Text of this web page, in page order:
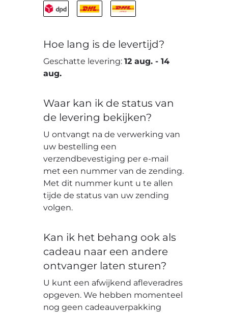
Hoe lang is de levertijd?
Geschatte levering:12 aug. -14
aug.
Waar kan ik de status van
de levering bekijken?
U ontvangt na de verwerking van
uw bestelling een
verzendbevestiging per e-mail
met een nummer van de zending.
Met dit nummer kunt u te allen
tijde de status van uw zending
volgen.
Kan ik het behang ook als
cadeau naar een andere
ontvanger laten sturen?
U kunt een afwijkend afleveradres
opgeven. We hebben momenteel
nog geen cadeauverpakking